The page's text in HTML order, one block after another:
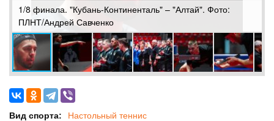
1/8 финала. "Кубань-Континенталь" – "Алтай". Фото:
ПЛНТ/Андрей Савченко
Вид спорта: Настольный теннис